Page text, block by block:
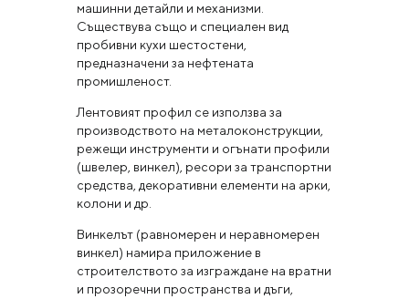
машинни детайли и механизми.
Съществува също и специален вид
пробивни кухи шестостени,
предназначени за нефтената
промишленост.
Лентовият профил се използва за
производството на металоконструкции,
режещи инструменти и огънати профили
(швелер, винкел), ресори за транспортни
средства, декоративни елементи на арки,
колони и др.
Винкелът (равномерен и неравномерен
винкел) намира приложение в
строителството за изграждане на вратни
и прозоречни пространства и дъги,